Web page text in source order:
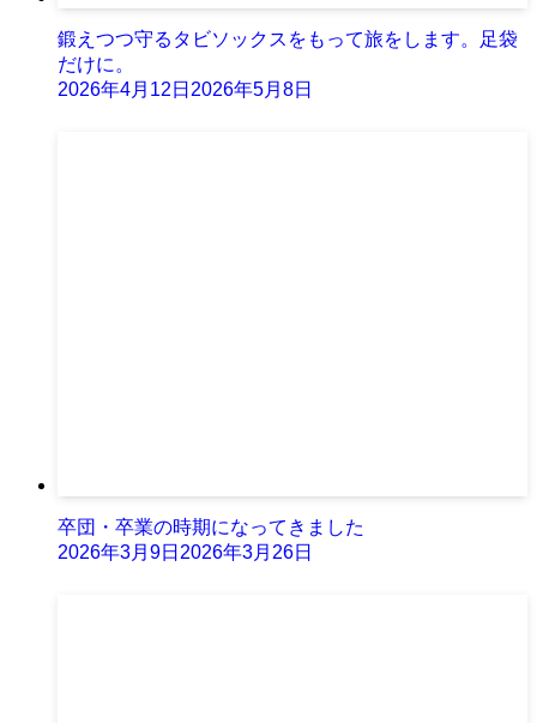
鍛えつつ守るタビソックスをもって旅をします。足袋
だけに。
2026年4月12日 2026年5月8日
卒団・卒業の時期になってきました
2026年3月9日 2026年3月26日